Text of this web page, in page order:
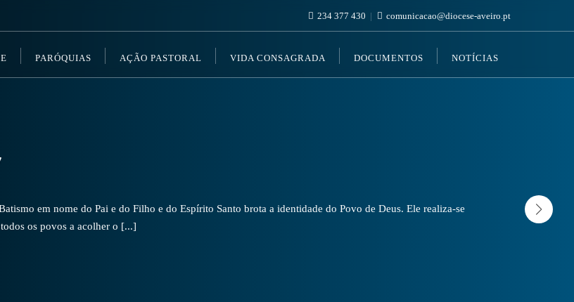
234 377 430 comunicacao@diocese-aveiro.pt
PARÓQUIAS AÇÃO PASTORAL VIDA CONSAGRADA DOCUMENTOS NOTÍCIAS
em nome do Pai e do Filho e do Espírito Santo brota a identidade do Povo de Deus. Ele realiza-se
os povos a acolher o [...]